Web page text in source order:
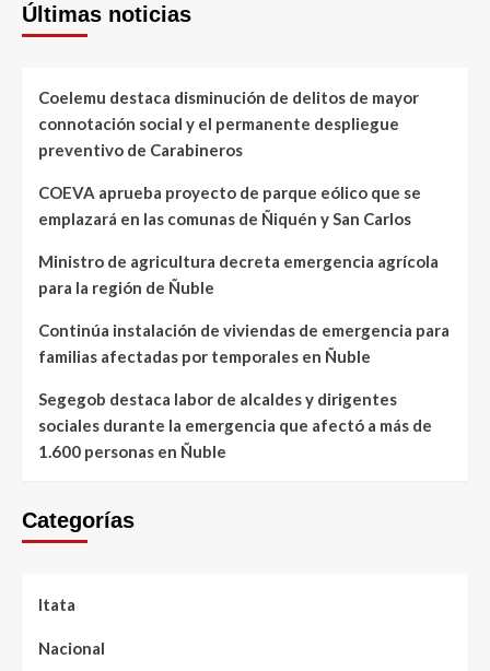
Últimas noticias
Coelemu destaca disminución de delitos de mayor
connotación social y el permanente despliegue
preventivo de Carabineros
COEVA aprueba proyecto de parque eólico que se
emplazará en las comunas de Ñiquén y San Carlos
Ministro de agricultura decreta emergencia agrícola
para la región de Ñuble
Continúa instalación de viviendas de emergencia para
familias afectadas por temporales en Ñuble
Segegob destaca labor de alcaldes y dirigentes
sociales durante la emergencia que afectó a más de
1.600 personas en Ñuble
Categorías
Itata
Nacional